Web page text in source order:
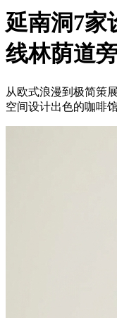
延南洞7家
线林荫道
从欧式浪漫到极简策
空间设计出色的咖啡馆